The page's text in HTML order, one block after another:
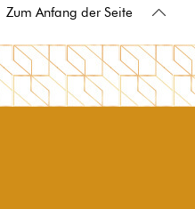
Zum Anfang der Seite